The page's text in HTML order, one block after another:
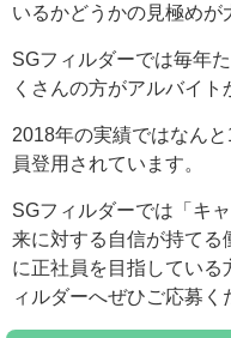
いるかどうかの見極めが
SGフィルダーでは毎年
くさんの方がアルバイト
2018年の実績ではなん
員登用されています。
SGフィルダーでは「キ
来に対する自信が持てる
に正社員を目指している
ィルダーへぜひご応募く